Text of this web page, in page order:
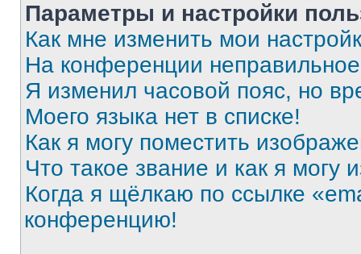
Параметры и настройки
Как мне изменить мои
На конференции
Я изменил часовой пояс, но
Моего языка нет в списке!
Как я могу поместить
Что такое звание и как я могу
Когда я щёлкаю по ссылке
конференцию!